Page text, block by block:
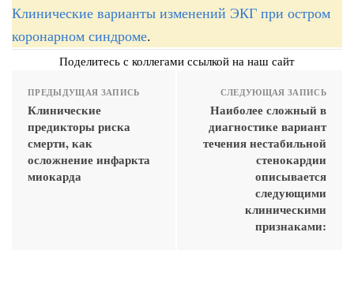
Клинические варианты изменений ЭКГ при остром
коронарном синдроме.
Поделитесь с коллегами ссылкой на наш сайт
ПРЕДЫДУЩАЯ ЗАПИСЬ
Клинические
предикторы риска
смерти, как
осложнение инфаркта
миокарда
СЛЕДУЮЩАЯ ЗАПИСЬ
Наиболее сложный в
диагностике вариант
течения нестабильной
стенокардии
описывается
следующими
клиническими
признаками: